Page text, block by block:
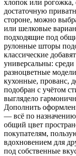
хлопок или рогожка,
достаточную
стороне, можно
или шелковые
подходящие под
рулонные шторы
классические
универсальны:
разноцветные
кухонные, прованс,
подобран с учётом
выглядело
Дополнить
— всё по
общий цвет
покупателям,
вдохновением для
под собственные